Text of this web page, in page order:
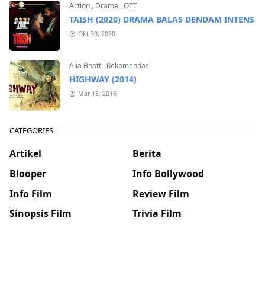
Action , Drama ,OTT
TAISH (2020) DRAMA BALAS DENDAM INTENS
Okt 30, 2020
Alia Bhatt , Rekomendasi
HIGHWAY (2014)
Mar 15, 2016
CATEGORIES
Artikel
Berita
Blooper
Info Bollywood
Info Film
Review Film
Sinopsis Film
Trivia Film